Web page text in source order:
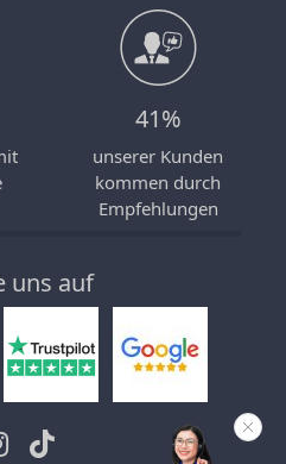
41%
unserer Kunden
kommen durch
Empfehlungen
uns auf